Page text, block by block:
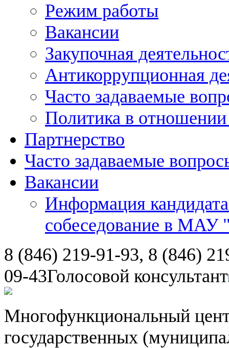
Режим работы
Вакансии
Закупочная
Антикоррупционная
Часто задаваемые
Политика в
Партнерство
Часто задаваемые
Вакансии
Информация
собеседование в
8 (846) 219-91-93, 8 (846)
09-43Голосовой консультант
Многофункциональный
государственных